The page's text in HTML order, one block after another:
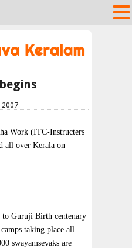
2007
Work (ITC-Instructers
all over Kerala on
to Guruji Birth centenary
taking place all
swayamsevaks are